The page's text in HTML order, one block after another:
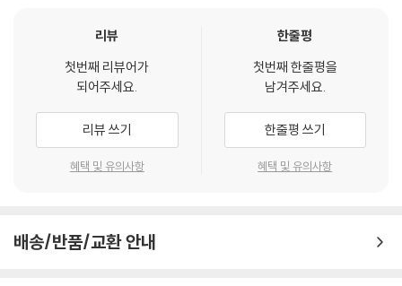
려한 맞춤형 칩이 필수적이다. 제품에 기존 범용 반도체를 사용하면 타사
와의 경쟁에서 이길 수 없다. 성능과 차별화된 성능을 갖기 어렵기 때문이
다. 기존 범용 반도체는 말 그대로 범용성은 뛰어나지만, 해당 제품 서비스
이다. 스마트폰은 발열, 자동차는 안정성, IoT는 초저전력 등 제품별로 요
구조건이 다르다. 센서, MCU, 메모리 등과 인터페이스가 제품 별로 다르
기에 맞춤형으로 SoC 설계가 이루어져야 한다. 또한 경량화된 AI 모델을
지능형 사물인터넷(AIoT) 기술을 통한 스마트홈의 활성화가 기대되고 있
전자 제품의 핵심이기 때문이다. 하지만 AI 시대의 반도체는 단순한 쌀을
넘어 인간의 ‘두뇌’ 역할을 한다. 특히 학습 데이터를 단시간에 처리하고 추
론하는 데 최적화된 ‘AI 반도체’의 발전 없이는 향후 AI의 진화도 불가능하
현재 챗GPT 등 생성형 AI 열풍으로 엔비디아의 GPU 사용이 폭발적으로
늘고 있지만, 이에 맞선 빅테크들의 도전이 거세다. 구글, 아마존, 메타, 마
이크로소프트 등 글로벌 공룡들은 엔비디아 의존도를 낮추기 위해 독자적
쥐기 위한 치열한 기술 경쟁을 벌이고 있다.
앞으로 생성형 AI 중심의 다양한 발전은 필연적으로 반도체의 고도화와 시
국민소득 5만 달러 달성의 진정한 선진국으로 가는 키 팩터(Key Factor)
가 될 것이다. 경제계뿐만 아니라 사회 지도층 인사들은 모두 이 책에서 대
한민국의 발전 방향을 찾아야 할 것이다. 일독을 권한다.
- 이금룡 (코글로닷컴 회장)
과거와 미래를 예리하고 통찰력 있게 설명하며, 특히 인류 문명의 변곡점
이 될 수 있는 AI 기술의 발전으로 인해 격변하는 AI 반도체 산업의 기회와
리뷰
첫번째 리뷰어가
되어주세요.
리뷰 쓰기
혜택 및 유의사항
한줄평
첫번째 한줄평을
남겨주세요.
한줄평 쓰기
혜택 및 유의사항
배송/반품/교환 안내